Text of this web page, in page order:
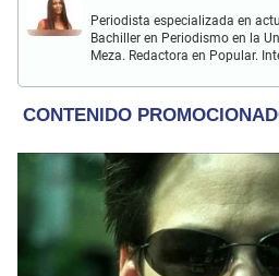
Periodista especializada en
Bachiller en Periodismo en la
Meza. Redactora en Popular.
virales en tendencia y más.